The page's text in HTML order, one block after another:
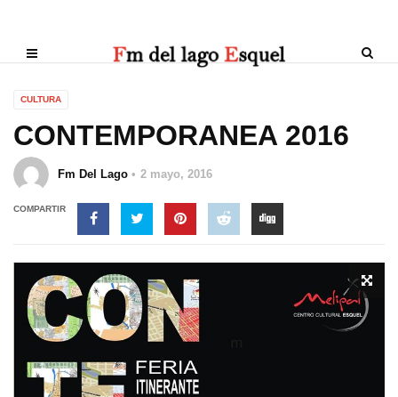
CULTURA
CONTEMPORANEA 2016
Fm Del Lago 2 mayo, 2016
COMPARTIR